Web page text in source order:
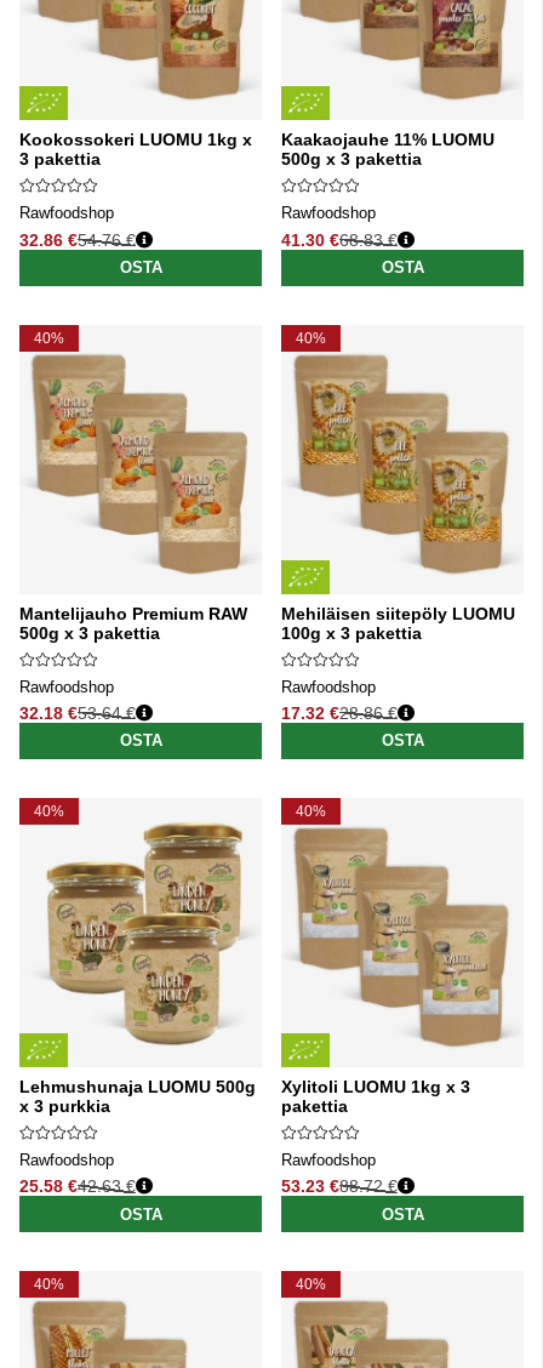
Kookossokeri LUOMU 1kg x
3 pakettia
Rawfoodshop
32.86 €
Normaali hinta
54.76 €
OSTA
Kaakaojauhe 11% LUOMU
500g x 3 pakettia
Rawfoodshop
41.30 €
Normaali hinta
68.83 €
OSTA
40%
Mantelijauho Premium RAW
500g x 3 pakettia
Rawfoodshop
32.18 €
Normaali hinta
53.64 €
OSTA
40%
Mehiläisen siitepöly LUOMU
100g x 3 pakettia
Rawfoodshop
17.32 €
Normaali hinta
28.86 €
OSTA
40%
Lehmushunaja LUOMU 500g
x 3 purkkia
Rawfoodshop
25.58 €
Normaali hinta
42.63 €
OSTA
40%
Xylitoli LUOMU 1kg x 3
pakettia
Rawfoodshop
53.23 €
Normaali hinta
88.72 €
OSTA
40% 40%